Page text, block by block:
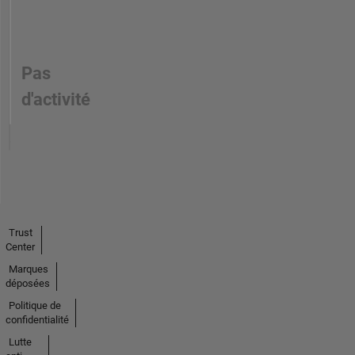
Pas
d'activité
Trust
Center
Marques
déposées
Politique de
confidentialité
Lutte